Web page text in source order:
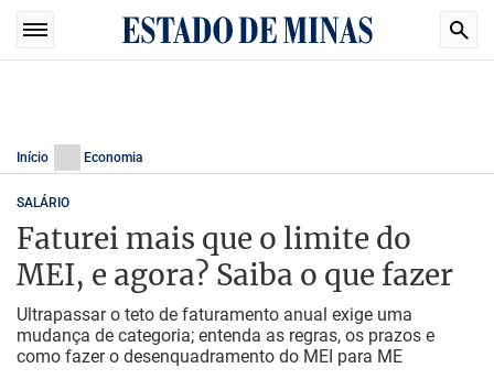
Início Economia
SALÁRIO
Faturei mais que o limite do
MEI, e agora? Saiba o que fazer
Ultrapassar o teto de faturamento anual exige uma
mudança de categoria; entenda as regras, os prazos e
como fazer o desenquadramento do MEI para ME